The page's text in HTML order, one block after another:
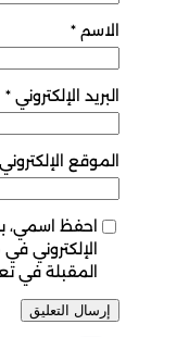
الاسم *
البريد الإلكتروني *
الموقع الإلكتروني
احفظ اسمي،
الإلكتروني
المقبلة في